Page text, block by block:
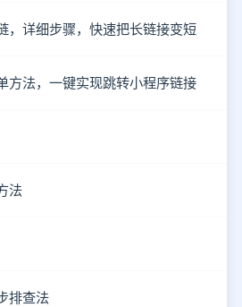
，详细步骤，快速把长链接变短
方法，一键实现跳转小程序链接
法
排查法